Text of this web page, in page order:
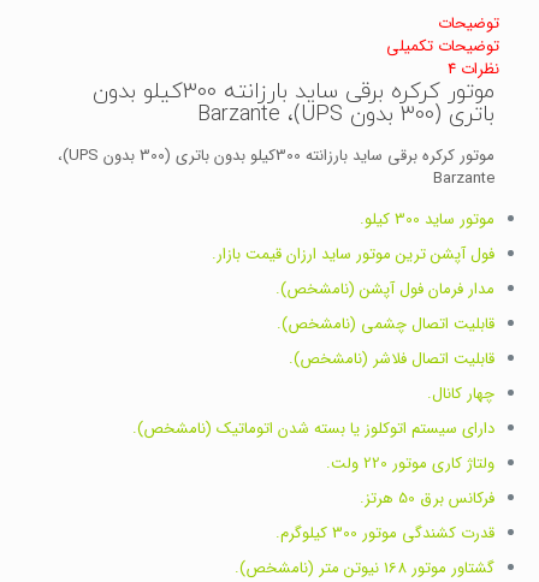
توضیحات
توضیحات تکمیلی
نظرات 4
موتور کرکره برقی ساید بارزانته 300کیلو بدون
باتری (300 بدون UPS)، Barzante
موتور کرکره برقی ساید بارزانته 300کیلو بدون باتری (300 بدون UPS)،
Barzante
موتور ساید 300 کیلو.
فول آپشن ترین موتور ساید ارزان قیمت بازار.
مدار فرمان فول آپشن (نامشخص).
قابلیت اتصال چشمی (نامشخص).
قابلیت اتصال فلاشر (نامشخص).
چهار کانال.
دارای سیستم اتوکلوز یا بسته شدن اتوماتیک (نامشخص).
ولتاژ کاری موتور 220 ولت.
فرکانس برق 50 هرتز.
قدرت کشندگی موتور 300 کیلوگرم.
گشتاور موتور 168 نیوتن متر (نامشخص).